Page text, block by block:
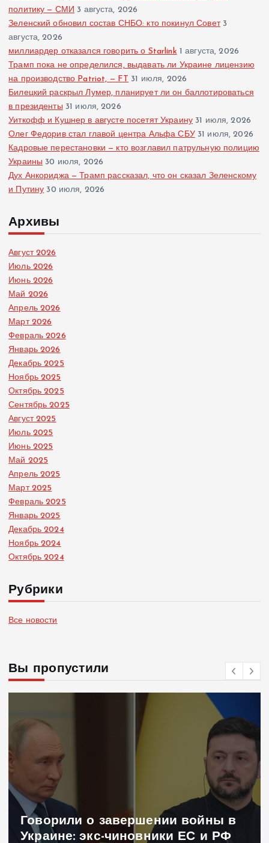
политику — СМИ 3 августа, 2026
Зеленский обновил состав СНБО: кто покинул Совет 3
августа, 2026
миллиардер отказался говорить о Starlink 1 августа, 2026
Трамп пока не определился, выдавать ли Украине лицензию
на производство Patriot, — FT 31 июля, 2026
Билецкий раскрыл Лумер, планирует ли он баллотироваться
в президенты 31 июля, 2026
Уиткофф и Кушнер в августе посетят Украину 31 июля, 2026
Олег Федорив стал главой центра Альфа СБУ 31 июля, 2026
Кадровые перестановки — кто возглавил патрульную полицию
Украины 30 июля, 2026
Дух Анкориджа — Трамп рассказал, что он сказал Зеленскому
и Путину 30 июля, 2026
Архивы
Август 2026
Июль 2026
Июнь 2026
Май 2026
Апрель 2026
Март 2026
Февраль 2026
Январь 2026
Декабрь 2025
Ноябрь 2025
Октябрь 2025
Сентябрь 2025
Август 2025
Июль 2025
Июнь 2025
Май 2025
Апрель 2025
Март 2025
Февраль 2025
Январь 2025
Декабрь 2024
Ноябрь 2024
Октябрь 2024
Рубрики
Все новости
Вы пропустили
Говорили о завершении войны в
Украине: экс-чиновники ЕС и РФ